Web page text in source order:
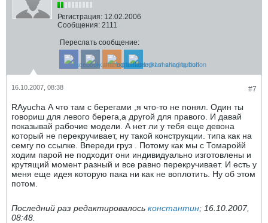
Регистрация: 12.02.2006
Сообщения: 2111
Переслать сообщение:
#7
16.10.2007, 08:38
RАyucha А что там с берегами ,я что-то не понял. Один ты
говориш для левого берега,а другой для правого. И давай
показывай рабочие модели. А нет ли у тебя еще девона
который не перекручивает, ну такой конструкции. типа как на
семгу по ссылке. Впереди груз . Потому как мы с Томаройй
ходим парой не подходит они индивидуально изготовлены и
крутящий момент разный и все равно перекручивает. И есть у
меня еще идея которую пака ни как не воплотить. Ну об этом
потом.
Последний раз редактировалось константин; 16.10.2007,
08:48.